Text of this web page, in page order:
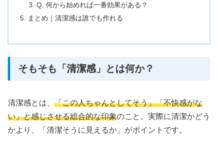
Q. 何から始めれば一番効果がある？
まとめ｜清潔感は誰でも作れる
そもそも「清潔感」とは何か？
清潔感とは、 「この人ちゃんとしてそう」「不快感がな
い」と感じさせる総合的な印象のこと。実際に清潔かどう
かより、「清潔そうに見えるか」がポイントです。